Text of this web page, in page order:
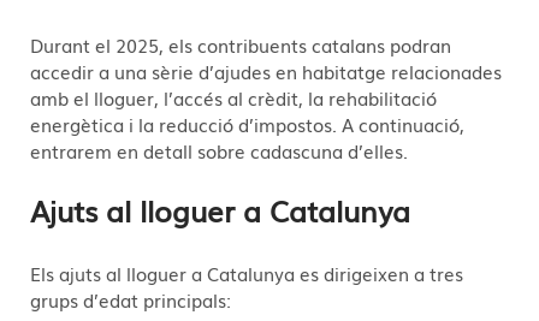
Durant el 2025, els contribuents catalans podran
accedir a una sèrie d’ajudes en habitatge relacionades
amb el lloguer, l’accés al crèdit, la rehabilitació
energètica i la reducció d’impostos. A continuació,
entrarem en detall sobre cadascuna d’elles.
Ajuts al lloguer a Catalunya
Els ajuts al lloguer a Catalunya es dirigeixen a tres
grups d’edat principals: